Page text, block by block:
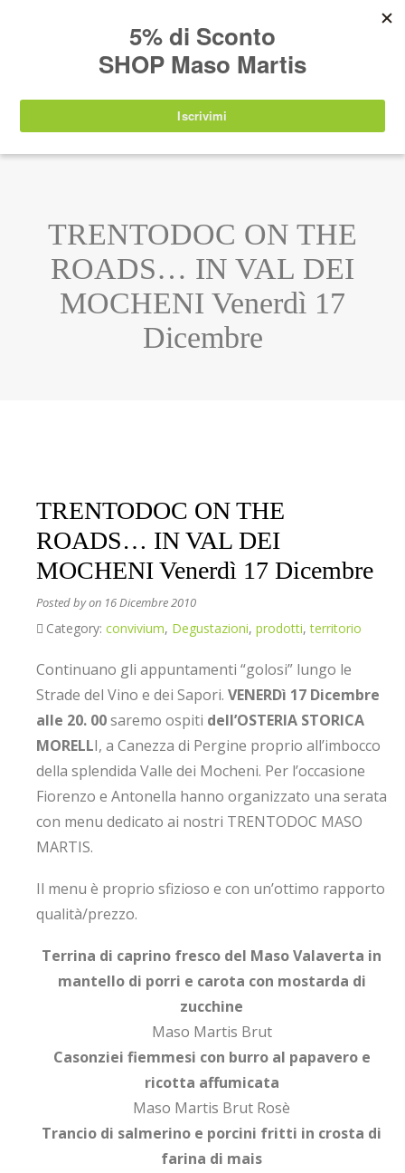
IT EN DE SHOP
TRENTODOC ON THE
ROADS… IN VAL DEI
MOCHENI Venerdì 17
Dicembre
TRENTODOC ON THE
ROADS… IN VAL DEI
MOCHENI Venerdì 17 Dicembre
Posted byon 16 Dicembre 2010
Category: convivium, Degustazioni, prodotti,territorio
Continuano gli appuntamenti “golosi” lungo le
Strade del Vino e dei Sapori. VENERDì 17 Dicembre
alle 20. 00saremo ospiti dell’OSTERIA STORICA
MORELLI, a Canezza di Pergine proprio all’imbocco
della splendida Valle dei Mocheni. Per l’occasione
Fiorenzo e Antonella hanno organizzato una serata
con menu dedicato ai nostri TRENTODOC MASO
MARTIS.
Il menu è proprio sfizioso e con un’ottimo rapporto
qualità/prezzo.
Terrina di caprino fresco del Maso Valaverta in
mantello di porri e carota con mostarda di
zucchine
Maso Martis Brut
Casonziei fiemmesi con burro al papavero e
ricotta affumicata
Maso Martis Brut Rosè
Trancio di salmerino e porcini fritti in crosta di
farina di mais
nuovamente disponibili a partire da
agosto 2026.